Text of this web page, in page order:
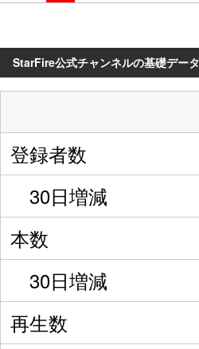
StarFire公式チャンネルの基礎データ
登録者数
30日増減
本数
30日増減
再生数